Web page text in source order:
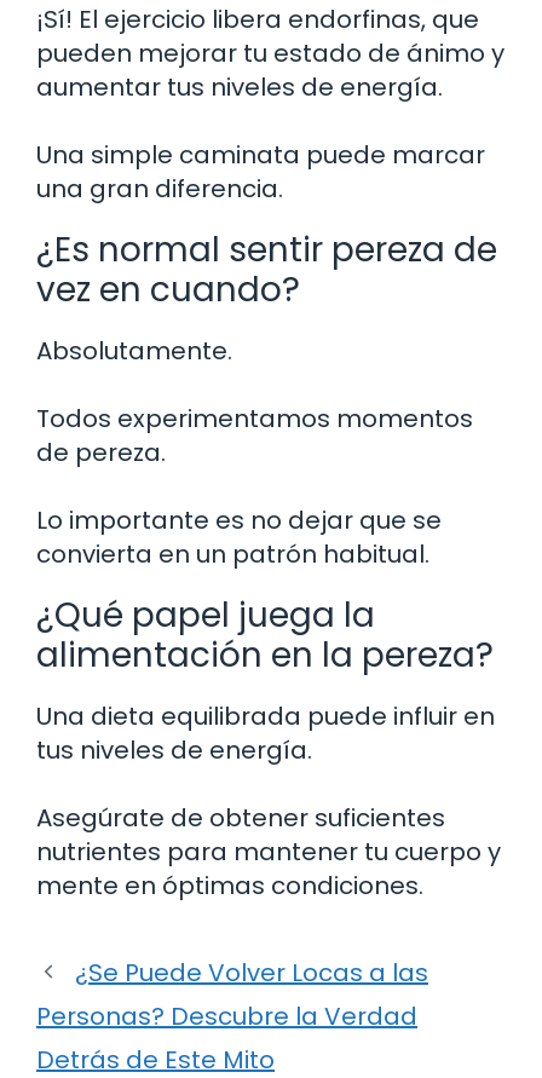
¡Sí! El ejercicio libera endorfinas, que
pueden mejorar tu estado de ánimo y
aumentar tus niveles de energía.
Una simple caminata puede marcar
una gran diferencia.
¿Es normal sentir pereza de
vez en cuando?
Absolutamente.
Todos experimentamos momentos
de pereza.
Lo importante es no dejar que se
convierta en un patrón habitual.
¿Qué papel juega la
alimentación en la pereza?
Una dieta equilibrada puede influir en
tus niveles de energía.
Asegúrate de obtener suficientes
nutrientes para mantener tu cuerpo y
mente en óptimas condiciones.
¿Se Puede Volver Locas a las
Personas? Descubre la Verdad
Detrás de Este Mito